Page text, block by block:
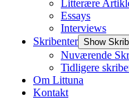
Litterære
Essays
Interviews
Skribenter Show
Nuværende
Tidligere
Om Littuna
Kontakt